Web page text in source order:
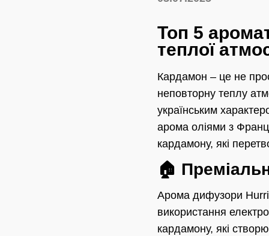
Топ 5
теплої
Кардамон – це не
неповторну теплу
українським
арома оліями з
кардамону, які
🏠
Арома дифузори
використання
кардамону, які